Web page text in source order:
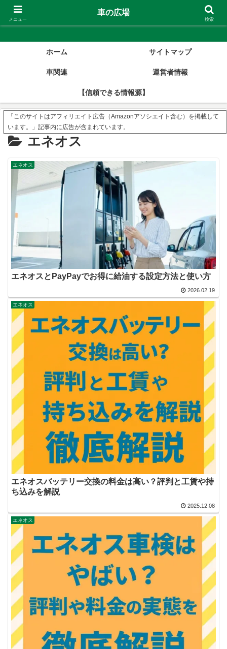
車の広場
ホーム サイトマップ
車関連 運営者情報
【信頼できる情報源】
「このサイトはアフィリエイト広告（Amazonアソシエイト含む）を掲載して
います。」記事内に広告が含まれています。
エネオス
エネオス
エネオスとPayPayでお得に給油する設定方法と使い方
2026.02.19
エネオス
エネオスバッテリー交換の料金は高い？評判と工賃や持
ち込みを解説
2025.12.08
エネオス
メニュー
車の広場
検索